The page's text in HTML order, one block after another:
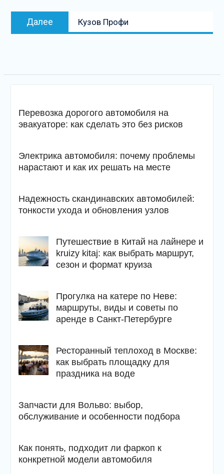
Далее
Следующая
запись
Кузов Профи
Перевозка дорогого автомобиля на
эвакуаторе: как сделать это без рисков
Электрика автомобиля: почему проблемы
нарастают и как их решать на месте
Надежность скандинавских автомобилей:
тонкости ухода и обновления узлов
Путешествие в Китай на лайнере и
kruizy kitaj: как выбрать маршрут,
сезон и формат круиза
Прогулка на катере по Неве:
маршруты, виды и советы по
аренде в Санкт-Петербурге
Ресторанный теплоход в Москве:
как выбрать площадку для
праздника на воде
Запчасти для Вольво: выбор,
обслуживание и особенности подбора
Как понять, подходит ли фаркоп к
конкретной модели автомобиля